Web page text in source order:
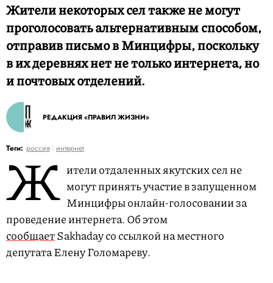
Жители некоторых сел также не могут
проголосовать альтернативным способом,
отправив письмо в Минцифры, поскольку
в их деревнях нет не только интернета, но
и почтовых отделений.
РЕДАКЦИЯ «ПРАВИЛ ЖИЗНИ»
Теги: россия интернет
Ж ители отдаленных якутских сел не
могут принять участие в запущенном
Минцифры онлайн-голосовании за
проведение интернета. Об этом
сообщаетSakhaday со ссылкой на местного
депутата Елену Голомареву.